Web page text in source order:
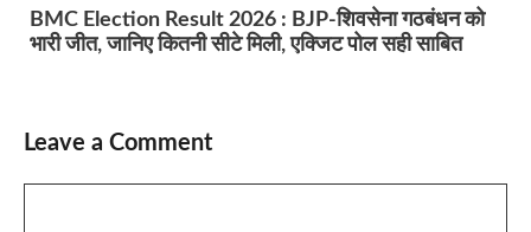
BMC Election Result 2026 : BJP-शिवसेना गठबंधन को
भारी जीत, जानिए कितनी सीटे मिली, एक्जिट पोल सही साबित
Leave a Comment